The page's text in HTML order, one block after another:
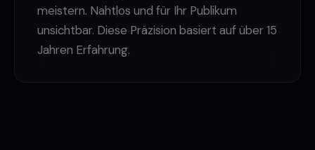
meistern. Nahtlos und für Ihr Publikum
unsichtbar. Diese Präzision basiert auf über 15
Jahren Erfahrung.